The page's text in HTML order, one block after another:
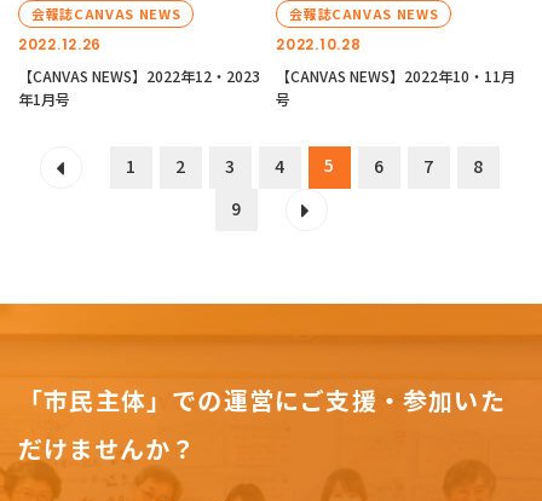
2022.12.26
会報誌CANVAS NEWS
【CANVAS NEWS】2022年12・2023
年1月号
2022.10.28
会報誌CANVAS NEWS
【CANVAS NEWS】2022年10・11月
号
1 2 3 4 5 6 7
8
9
「市民主体」での運営にご支援・参加いた
だけませんか？